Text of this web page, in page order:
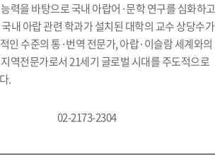
력을 바탕으로 국내 아랍어·문학 연구를 심화하고
내 아랍 관련 학과가 설치된 대학의 교수 상당수
인 수준의 통·번역 전문가, 아랍·이슬람 세계와의
역전문가로서 21세기 글로벌 시대를 주도적으로
.
02-2173-2304